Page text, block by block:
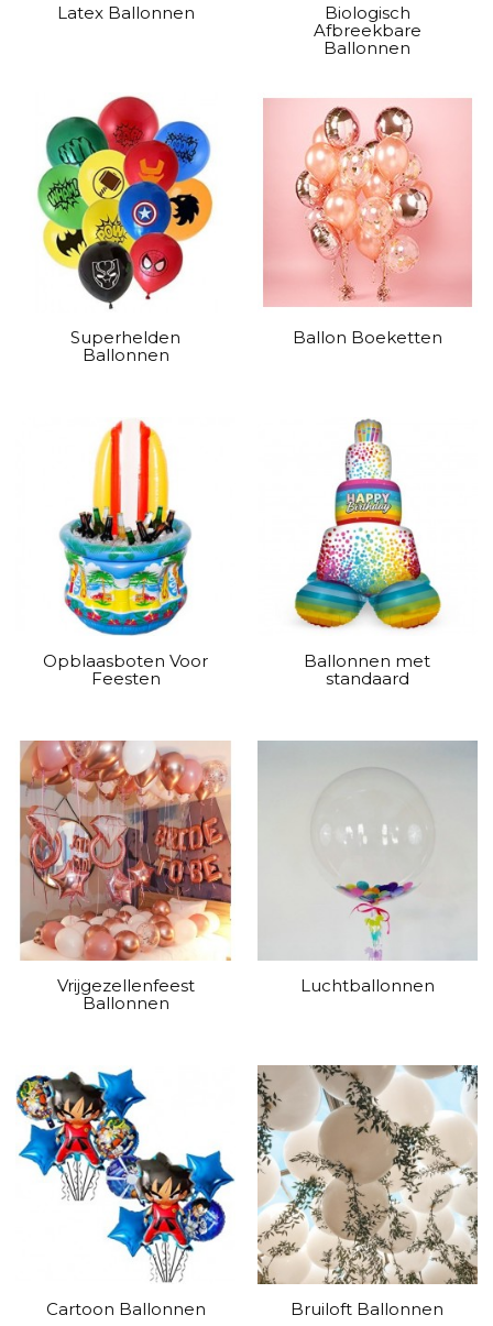
Latex Ballonnen
Biologisch
Afbreekbare
Ballonnen
Superhelden
Ballonnen
Ballon Boeketten
Opblaasboten Voor
Feesten
Ballonnen met
standaard
Vrijgezellenfeest
Ballonnen
Luchtballonnen
Cartoon Ballonnen Bruiloft Ballonnen